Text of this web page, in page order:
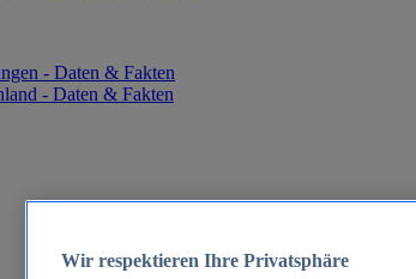
- Daten & Fakten
- Daten & Fakten
Wir respektieren Ihre Privatsphäre